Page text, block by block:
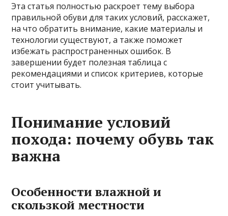
Эта статья полностью раскроет тему выбора
правильной обуви для таких условий, расскажет,
на что обратить внимание, какие материалы и
технологии существуют, а также поможет
избежать распространенных ошибок. В
завершении будет полезная таблица с
рекомендациями и список критериев, которые
стоит учитывать.
Понимание условий
похода: почему обувь так
важна
Особенности влажной и
скользкой местности